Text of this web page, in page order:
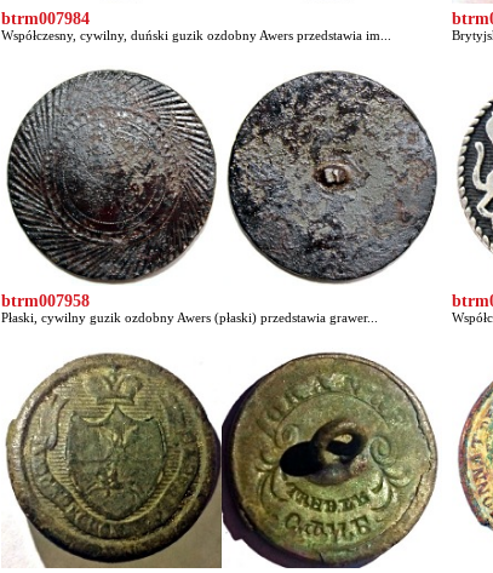
btrm007984
Współczesny, cywilny, duński guzik ozdobny Awers przedstawia im...
btrm007958
Płaski, cywilny guzik ozdobny Awers (płaski) przedstawia grawer...